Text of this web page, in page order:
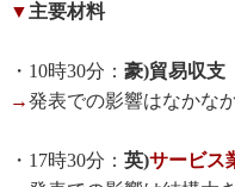
▼主要材料
・10時30分： 豪)貿易収支
→発表での影響はなかな
・17時30分： 英)サービス